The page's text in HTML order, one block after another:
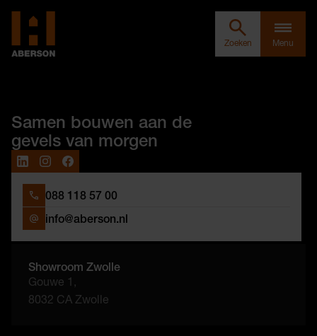
Zoeken Menu
Samen bouwen aan de
gevels van morgen
088 118 57 00
info@aberson.nl
Showroom Zwolle
Gouwe 1,
8032 CA Zwolle